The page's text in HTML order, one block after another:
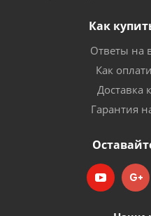
Как
Ответы на
Как
Доставка
Гарантия